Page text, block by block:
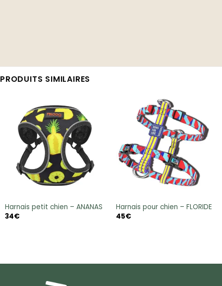
PRODUITS SIMILAIRES
Harnais petit chien – ANANAS
34€
Harnais pour chien – FLORIDE
45€